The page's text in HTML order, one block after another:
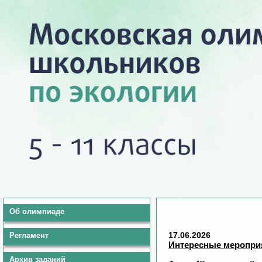
Об олимпиаде
Регламент
Архив заданий
17.06.2026
Интересные